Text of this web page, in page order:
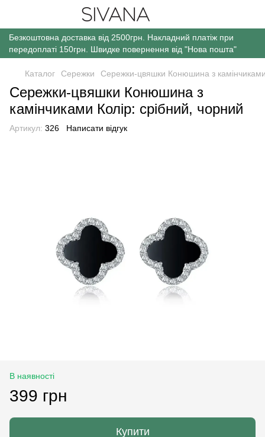
Безкоштовна доставка від 2500грн. Накладний платіж при
передоплаті 150грн. Швидке повернення від "Нова пошта"
Каталог Сережки Сережки-цвяшки Конюшина з
Сережки-цвяшки Конюшина з
камінчиками Колір: срібний, чорний
Артикул: 326 Написати відгук
В наявності
399 грн
Купити